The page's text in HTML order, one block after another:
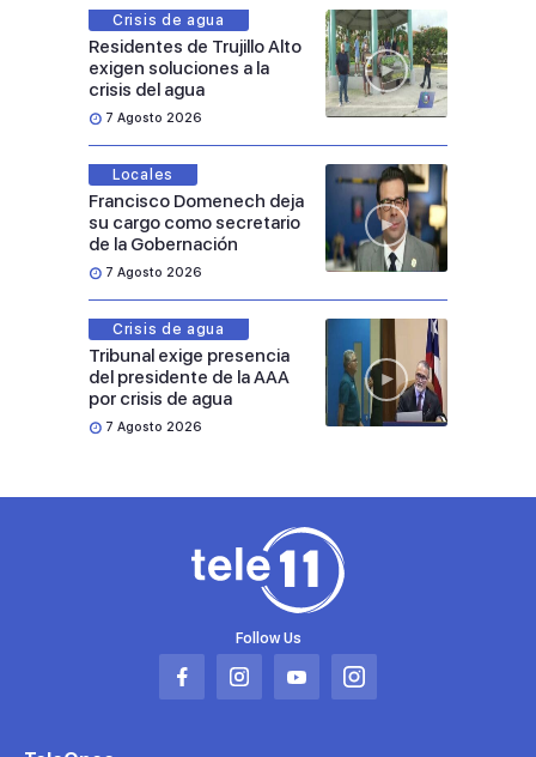
Crisis de agua
Residentes de Trujillo Alto
exigen soluciones a la
crisis del agua
7 Agosto 2026
Locales
Francisco Domenech deja
su cargo como secretario
de la Gobernación
7 Agosto 2026
Crisis de agua
Tribunal exige presencia
del presidente de la AAA
por crisis de agua
7 Agosto 2026
Follow Us
Abrir
Abrir
Abrir
Abrir